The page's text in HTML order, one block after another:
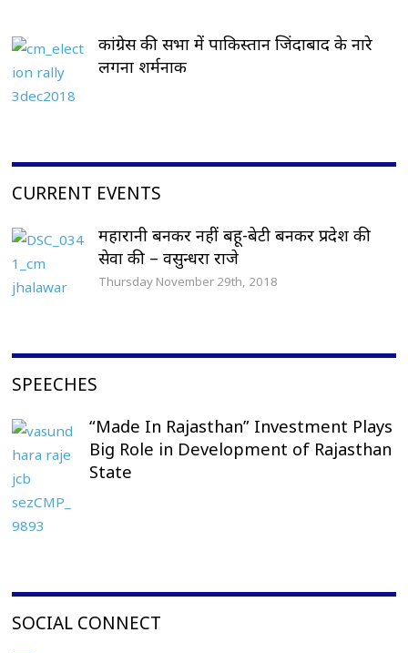
कांग्रेस की सभा में पाकिस्तान जिंदाबाद के नारे
लगना शर्मनाक
CURRENT EVENTS
महारानी बनकर नहीं बहू-बेटी बनकर प्रदेश की
सेवा की – वसुन्धरा राजे
Thursday November 29th, 2018
SPEECHES
“Made In Rajasthan” Investment Plays
Big Role in Development of Rajasthan
State
SOCIAL CONNECT